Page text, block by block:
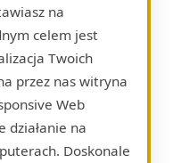
na
celem jest
Twoich
przez nas witryna
Web
działanie na
Doskonale